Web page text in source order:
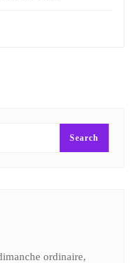
ordinaire,